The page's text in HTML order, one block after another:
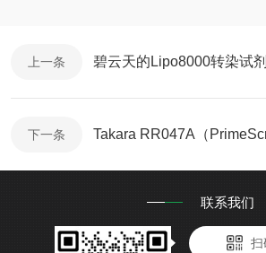
上一条 碧云天的Lipo8000转染试
下一条
联系我们
扫